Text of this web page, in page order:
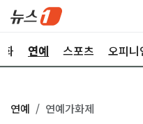
화 연예 스포츠 오피니
연예 연예가화제